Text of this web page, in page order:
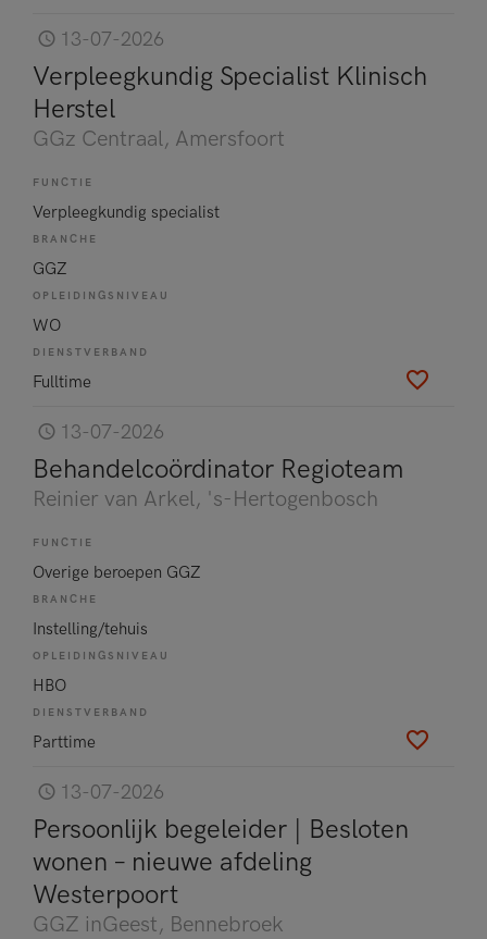
13-07-2026
Verpleegkundig Specialist Klinisch
Herstel
GGz Centraal, Amersfoort
FUNCTIE
Verpleegkundig specialist
BRANCHE
GGZ
OPLEIDINGSNIVEAU
WO
DIENSTVERBAND
Fulltime
13-07-2026
Behandelcoördinator Regioteam
Reinier van Arkel, 's-Hertogenbosch
FUNCTIE
Overige beroepen GGZ
BRANCHE
Instelling/tehuis
OPLEIDINGSNIVEAU
HBO
DIENSTVERBAND
Parttime
13-07-2026
Persoonlijk begeleider | Besloten
wonen – nieuwe afdeling
Westerpoort
GGZ inGeest, Bennebroek